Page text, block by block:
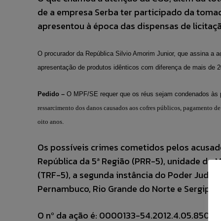
de a empresa Serba ter participado da
apresentou à época das dispensas de
O procurador da República Silvio Amorim Junior, que assina a
apresentação de produtos idênticos com diferença de mais de
Pedido – O MPF/SE requer que os réus sejam condenados
ressarcimento dos danos causados aos cofres públicos,
oito anos.
Os possíveis crimes cometidos pelos
República da 5ª Região (PRR-5), unidade do
(TRF-5), a segunda instância do Poder
Pernambuco, Rio Grande do Norte e Sergipe.
O nº da ação é: 0000133-54.2012.4.05.8501